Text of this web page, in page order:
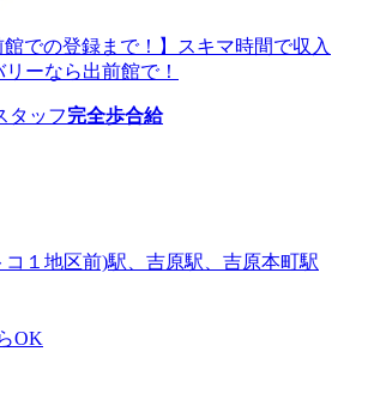
館での登録まで！】スキマ時間で収入
ーなら出前館で！
タッフ完全歩合給
コ１地区前)駅、吉原駅、吉原本町駅
OK